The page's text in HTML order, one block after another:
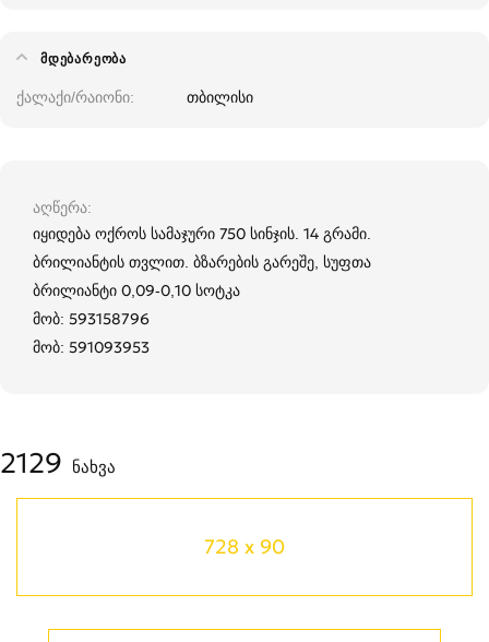
ᲛᲓᲔᲑᲐᲠᲔᲝᲑᲐ
ქალაქი/რაიონი თბილისი
აღწერა
იყიდება ოქროს სამაჯური 750 სინჯის. 14 გრამი.
ბრილიანტის თვლით. ბზარების გარეშე, სუფთა
ბრილიანტი 0,09-0,10 სოტკა
მობ: 593158796
მობ: 591093953
2129 ნახვა
728 x 90